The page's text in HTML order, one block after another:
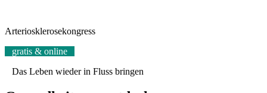
Arteriosklerosekongress
gratis & online
Das Leben wieder in Fluss bringen